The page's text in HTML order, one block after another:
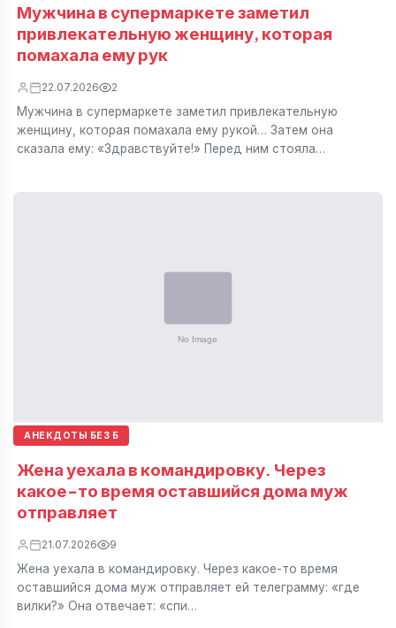
Мужчина в супермаркете заметил
привлекательную женщину, которая
помахала ему рук
22.07.2026 2
Мужчина в супермаркете заметил привлекательную
женщину, которая помахала ему рукой… Затем она
сказала ему: «Здравствуйте!» Перед ним стояла…
АНЕКДОТЫ БЕЗ Б
Жена уехала в командировку. Через
какое-то время оставшийся дома муж
отправляет
21.07.2026 9
Жена уехала в командировку. Через какое-то время
оставшийся дома муж отправляет ей телеграмму: «где
вилки?» Она отвечает: «спи…